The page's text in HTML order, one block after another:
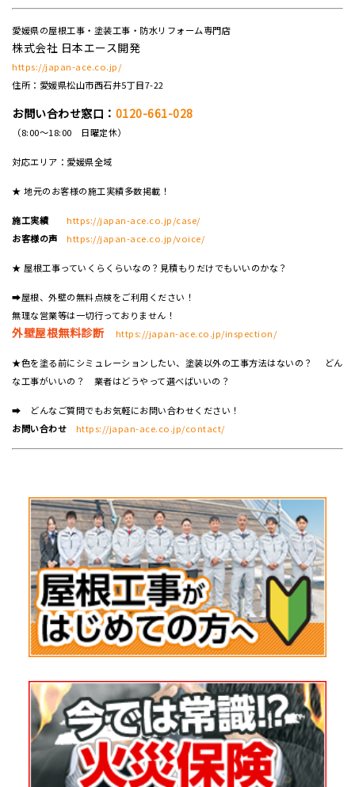
愛媛県の屋根工事・塗装工事・防水リフォーム専門店
株式会社 日本エース開発
https://japan-ace.co.jp/
住所：愛媛県松山市西石井5丁目7-22
お問い合わせ窓口： 0120-661-028
（8:00～18:00 日曜定休）
対応エリア：愛媛県全域
★ 地元のお客様の施工実績多数掲載！
施工実績
https://japan-ace.co.jp/case/
お客様の声
https://japan-ace.co.jp/voice/
★ 屋根工事っていくらくらいなの？見積もりだけでもいいのかな？
➡屋根、外壁の無料点検をご利用ください！
無理な営業等は一切行っておりません！
外壁屋根無料診断 https://japan-ace.co.jp/inspection/
★色を塗る前にシミュレーションしたい、塗装以外の工事方法はないの？ どん
な工事がいいの？ 業者はどうやって選べばいいの？
➡ どんなご質問でもお気軽にお問い合わせください！
お問い合わせ
https://japan-ace.co.jp/contact/